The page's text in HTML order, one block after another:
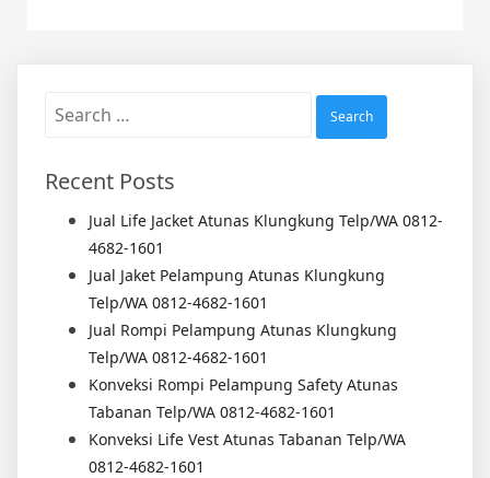
Search
Recent Posts
Jual Life Jacket Atunas Klungkung Telp/WA 0812-
4682-1601
Jual Jaket Pelampung Atunas Klungkung
Telp/WA 0812-4682-1601
Jual Rompi Pelampung Atunas Klungkung
Telp/WA 0812-4682-1601
Konveksi Rompi Pelampung Safety Atunas
Tabanan Telp/WA 0812-4682-1601
Konveksi Life Vest Atunas Tabanan Telp/WA
0812-4682-1601